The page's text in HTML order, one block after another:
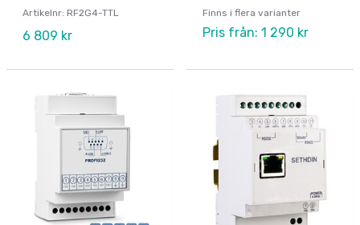
Artikelnr: RF2G4-TTL
6 809 kr
Finns i flera varianter
Pris från: 1 290 kr